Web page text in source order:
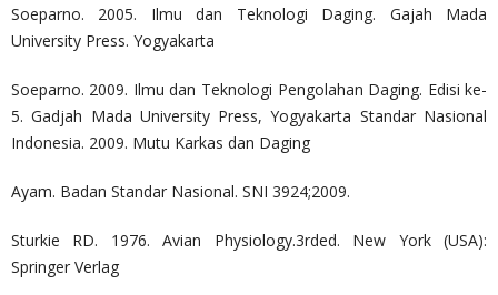
Soeparno. 2005. Ilmu dan Teknologi Daging. Gajah Mada
University Press. Yogyakarta
Soeparno. 2009. Ilmu dan Teknologi Pengolahan Daging. Edisi ke-
5. Gadjah Mada University Press, Yogyakarta Standar Nasional
Indonesia. 2009. Mutu Karkas dan Daging
Ayam. Badan Standar Nasional. SNI 3924;2009.
Sturkie RD. 1976. Avian Physiology.3rded. New York (USA):
Springer Verlag